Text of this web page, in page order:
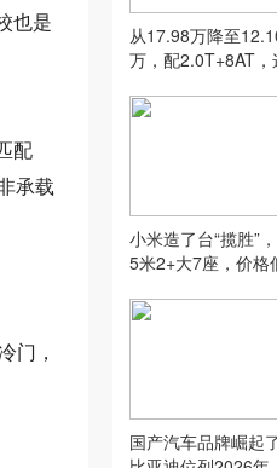
也是
配
承载
门，
从17.98万降至
万，配2.0T+8AT，
小米造了台“揽胜”
5米2+大7座，价格
国产汽车品牌崛起